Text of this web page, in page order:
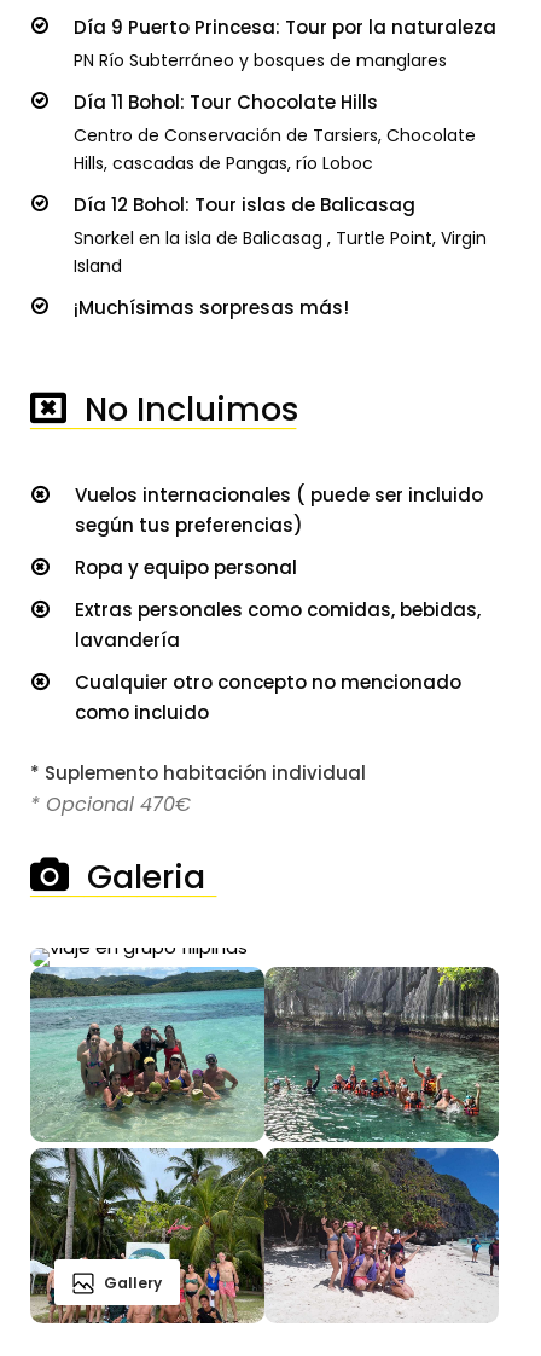
Día 9 Puerto Princesa: Tour por la naturaleza
PN Río Subterráneo y bosques de manglares
Día 11 Bohol: Tour Chocolate Hills
Centro de Conservación de Tarsiers, Chocolate
Hills, cascadas de Pangas, río Loboc
Día 12 Bohol: Tour islas de Balicasag
Snorkel en la isla de Balicasag , Turtle Point, Virgin
Island
¡Muchísimas sorpresas más!
No Incluimos
────────────────────
Vuelos internacionales ( puede ser incluido
según tus preferencias)
Ropa y equipo personal
Extras personales como comidas, bebidas,
lavandería
Cualquier otro concepto no mencionado
como incluido
* Suplemento habitación individual
* Opcional 470€
Galeria
──────────────
Gallery